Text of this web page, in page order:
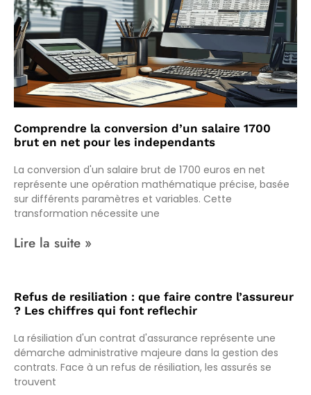
Comprendre la conversion d’un salaire 1700
brut en net pour les independants
La conversion d'un salaire brut de 1700 euros en net
représente une opération mathématique précise, basée
sur différents paramètres et variables. Cette
transformation nécessite une
Lire la suite »
Refus de resiliation : que faire contre l’assureur
? Les chiffres qui font reflechir
La résiliation d'un contrat d'assurance représente une
démarche administrative majeure dans la gestion des
contrats. Face à un refus de résiliation, les assurés se
trouvent